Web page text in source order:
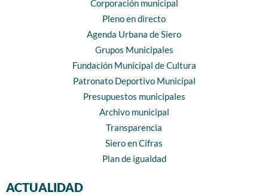
Corporación municipal
Pleno en directo
Agenda Urbana de Siero
Grupos Municipales
Fundación Municipal de Cultura
Patronato Deportivo Municipal
Presupuestos municipales
Archivo municipal
Transparencia
Siero en Cifras
Plan de igualdad
ACTUALIDAD